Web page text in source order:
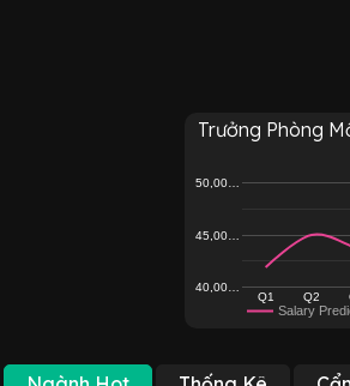
Trưởng Phòng
Salary
Q1 Q2
40,00…
45,00…
50,00…